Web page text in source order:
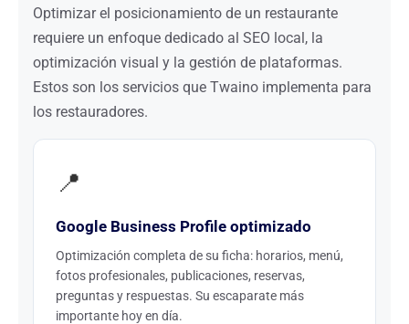
Optimizar el posicionamiento de un restaurante
requiere un enfoque dedicado al SEO local, la
optimización visual y la gestión de plataformas.
Estos son los servicios que Twaino implementa para
los restauradores.
📍
Google Business Profile optimizado
Optimización completa de su ficha: horarios, menú,
fotos profesionales, publicaciones, reservas,
preguntas y respuestas. Su escaparate más
importante hoy en día.